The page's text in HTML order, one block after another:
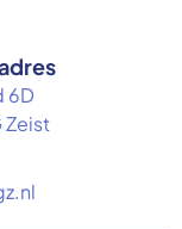
6D
Zeist